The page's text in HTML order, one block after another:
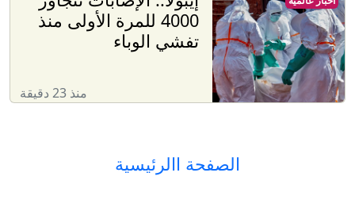
4000 للمرة الأولى منذ
تفشي الوباء
منذ 23 دقيقة
الصفحة االرئيسية